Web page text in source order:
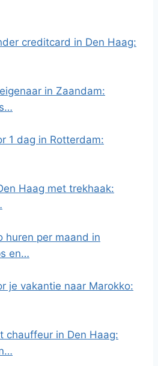
creditcard in Den Haag:
in Zaandam:
1 dag in Rotterdam:
Haag met trekhaak:
huren per maand in
en…
je vakantie naar Marokko:
chauffeur in Den Haag: